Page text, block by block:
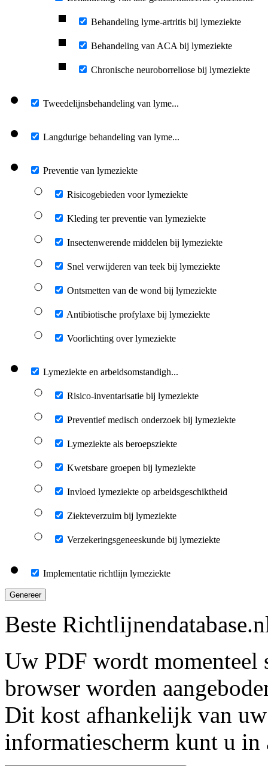
Behandeling lyme-artritis bij lymeziekte
Behandeling van ACA bij lymeziekte
Chronische neuroborreliose bij lymeziekte
Tweedelijnsbehandeling van lyme...
Langdurige behandeling van lyme...
Preventie van lymeziekte
Risicogebieden voor lymeziekte
Kleding ter preventie van lymeziekte
Insectenwerende middelen bij lymeziekte
Snel verwijderen van teek bij lymeziekte
Ontsmetten van de wond bij lymeziekte
Antibiotische profylaxe bij lymeziekte
Voorlichting over lymeziekte
Lymeziekte en arbeidsomstandigh...
Risico-inventarisatie bij lymeziekte
Preventief medisch onderzoek bij lymeziekte
Lymeziekte als beroepsziekte
Kwetsbare groepen bij lymeziekte
Invloed lymeziekte op arbeidsgeschiktheid
Ziekteverzuim bij lymeziekte
Verzekeringsgeneeskunde bij lymeziekte
Implementatie richtlijn lymeziekte
Genereer
Beste
Uw PDF wordt momenteel
browser worden
Dit kost afhankelijk van
informatiescherm kunt u